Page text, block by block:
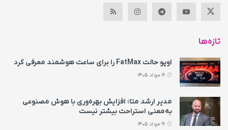
تازه‌ها
اوپو حالت FatMax را برای ساعت هوشمند معرفی کرد
مدیر ارشد متا: افزایش بهره‌وری با هوش مصنوعی
به‌معنی استراحت بیشتر نیست